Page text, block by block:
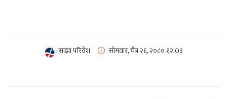
साझा परिवेश सोमवार, चैत्र २६, २०८० १२:0३